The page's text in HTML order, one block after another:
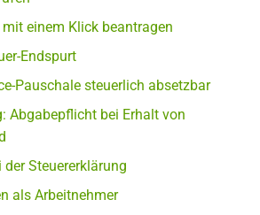
einem Klick beantragen
Endspurt
Pauschale steuerlich absetzbar
Abgabepflicht bei Erhalt von
Steuererklärung
als Arbeitnehmer